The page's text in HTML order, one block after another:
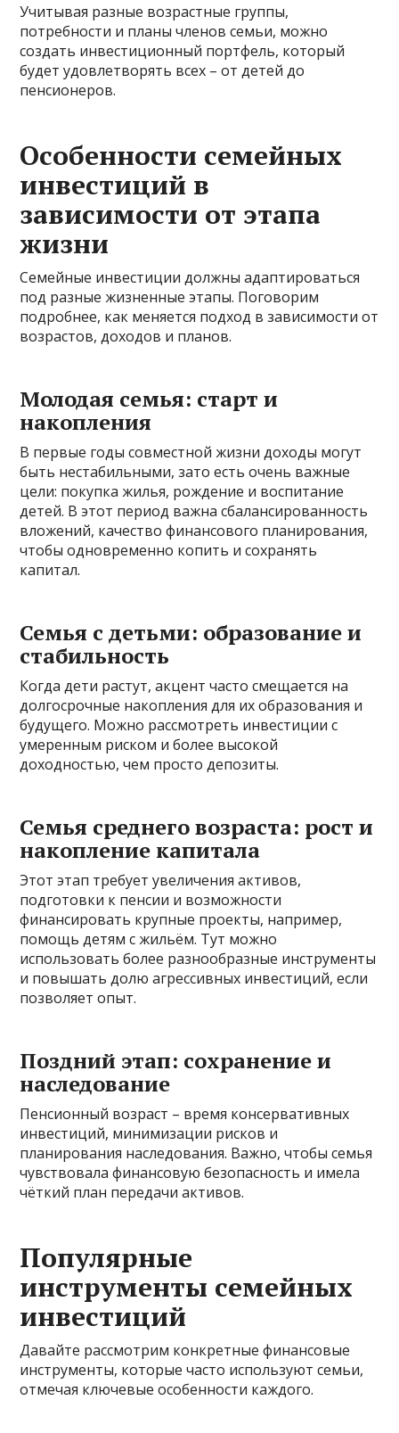
Учитывая разные возрастные группы,
потребности и планы членов семьи, можно
создать инвестиционный портфель, который
будет удовлетворять всех – от детей до
пенсионеров.
Особенности семейных
инвестиций в
зависимости от этапа
жизни
Семейные инвестиции должны адаптироваться
под разные жизненные этапы. Поговорим
подробнее, как меняется подход в зависимости от
возрастов, доходов и планов.
Молодая семья: старт и
накопления
В первые годы совместной жизни доходы могут
быть нестабильными, зато есть очень важные
цели: покупка жилья, рождение и воспитание
детей. В этот период важна сбалансированность
вложений, качество финансового планирования,
чтобы одновременно копить и сохранять
капитал.
Семья с детьми: образование и
стабильность
Когда дети растут, акцент часто смещается на
долгосрочные накопления для их образования и
будущего. Можно рассмотреть инвестиции с
умеренным риском и более высокой
доходностью, чем просто депозиты.
Семья среднего возраста: рост и
накопление капитала
Этот этап требует увеличения активов,
подготовки к пенсии и возможности
финансировать крупные проекты, например,
помощь детям с жильём. Тут можно
использовать более разнообразные инструменты
и повышать долю агрессивных инвестиций, если
позволяет опыт.
Поздний этап: сохранение и
наследование
Пенсионный возраст – время консервативных
инвестиций, минимизации рисков и
планирования наследования. Важно, чтобы семья
чувствовала финансовую безопасность и имела
чёткий план передачи активов.
Популярные
инструменты семейных
инвестиций
Давайте рассмотрим конкретные финансовые
инструменты, которые часто используют семьи,
отмечая ключевые особенности каждого.